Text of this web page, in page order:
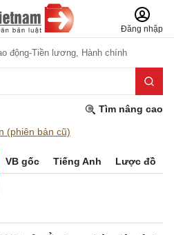
Đăng nhập
động-Tiền lương, Hành chính
Tìm nâng cao
(phiên bản cũ)
VB gốc Tiếng Anh Lược đồ